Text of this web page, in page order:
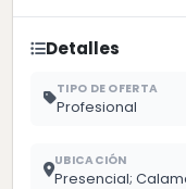
Detalles
TIPO DE OFERTA
Profesional
UBICACIÓN
Presencial;